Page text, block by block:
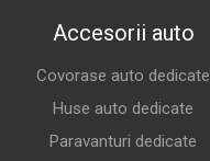
Accesorii auto
Covorase auto dedicate
Huse auto dedicate
Paravanturi dedicate